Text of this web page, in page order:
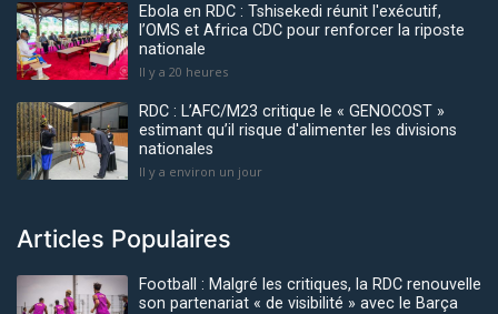
Ebola en RDC : Tshisekedi réunit l'exécutif,
l’OMS et Africa CDC pour renforcer la riposte
nationale
Il y a 20 heures
RDC : L’AFC/M23 critique le « GENOCOST »
estimant qu’il risque d'alimenter les divisions
nationales
Il y a environ un jour
Articles Populaires
Football : Malgré les critiques, la RDC renouvelle
son partenariat « de visibilité » avec le Barça